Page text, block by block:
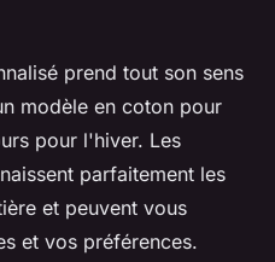
prend tout son sens
modèle en coton pour
pour l'hiver. Les
parfaitement les
et peuvent vous
et vos préférences.